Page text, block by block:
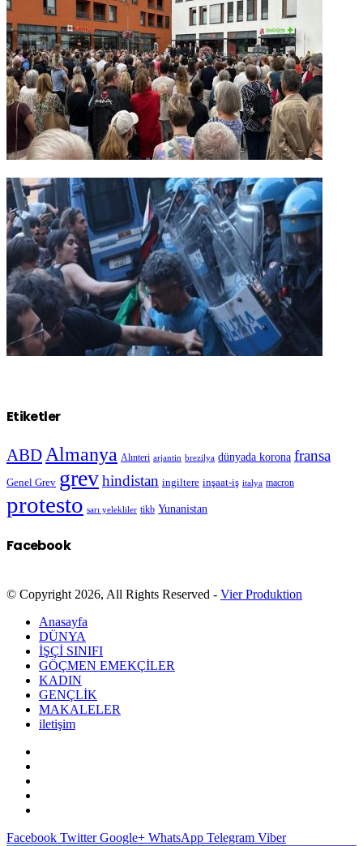
Etiketler
ABD Almanya Alınteri arjantin brezilya dünyada korona fransa
Genel Grev grevhindistan ingiltere inşaat-iş italya macron
protesto sarı yelekliler tikb Yunanistan
Facebook
© Copyright 2026, All Rights Reserved - Vier Produktion
Anasayfa
DÜNYA
İŞÇİ SINIFI
GÖÇMEN EMEKÇİLER
KADIN
GENÇLİK
MAKALELER
iletişim
Facebook Twitter Google+ WhatsApp Telegram Viber